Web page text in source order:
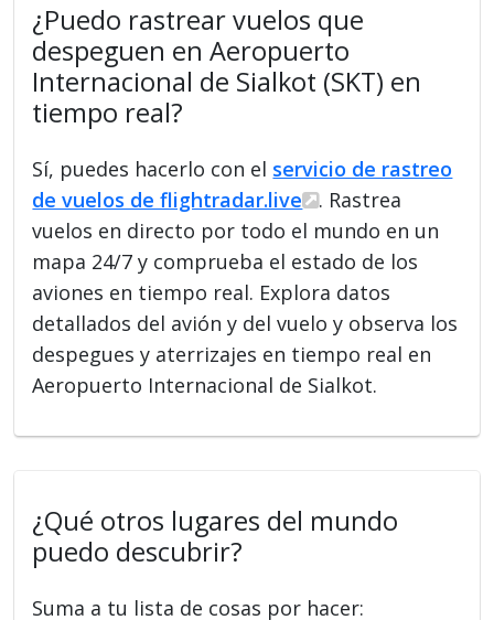
¿Puedo rastrear vuelos que
despeguen en Aeropuerto
Internacional de Sialkot (SKT) en
tiempo real?
Sí, puedes hacerlo con el servicio de rastreo
de vuelos de flightradar.live
. Rastrea
vuelos en directo por todo el mundo en un
mapa 24/7 y comprueba el estado de los
aviones en tiempo real. Explora datos
detallados del avión y del vuelo y observa los
despegues y aterrizajes en tiempo real en
Aeropuerto Internacional de Sialkot.
¿Qué otros lugares del mundo
puedo descubrir?
Suma a tu lista de cosas por hacer: